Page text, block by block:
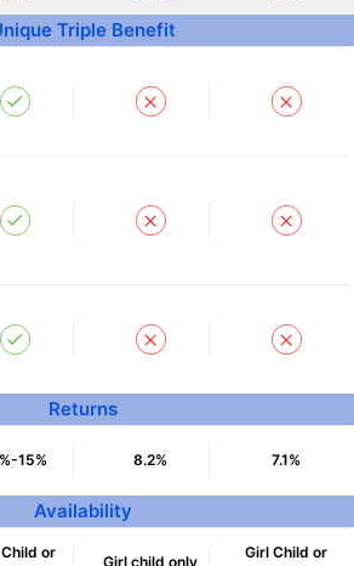
Triple Benefit
Returns
15% 8.2% 7.1%
Availability
or
Girl child only
Girl Child or